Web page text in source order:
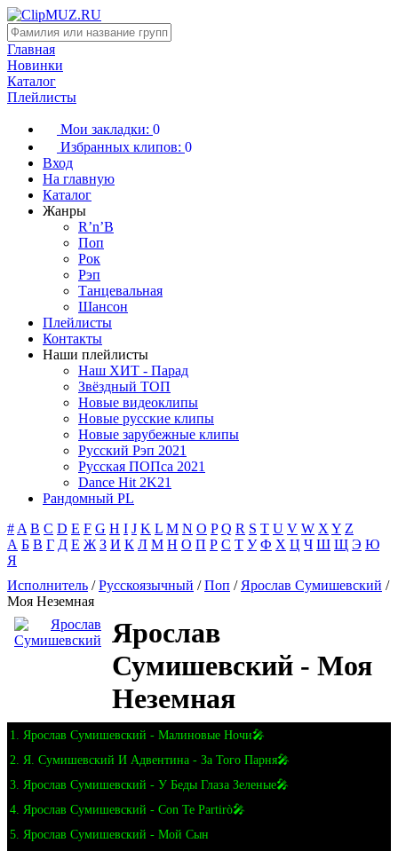
Главная
Новинки
Каталог
Плейлисты
Мои закладки: 0
Избранных клипов: 0
Вход
На главную
Каталог
Жанры
R’n’B
Поп
Рок
Рэп
Танцевальная
Шансон
Плейлисты
Контакты
Наши плейлисты
Наш ХИТ - Парад
Звёздный ТОП
Новые видеоклипы
Новые русские клипы
Новые зарубежные клипы
Русский Рэп 2021
Русская ПОПса 2021
Dance Hit 2K21
Рандомный PL
# A B C D E F G H I J K L M N O P Q R S T U V W X Y Z
А Б В Г Д Е Ж З И К Л М Н О П Р С Т У Ф Х Ц Ч Ш Щ Э Ю
Я
Исполнитель /Русскоязычный /Поп / Ярослав Сумишевский /
Моя Неземная
Ярослав
Сумишевский - Моя
Неземная
1. Ярослав Сумишевский - Малиновые Ночи🎤
2. Я. Сумишевский И Адвентина - За Того Парня🎤
3. Ярослав Сумишевский - У Беды Глаза Зеленые🎤
4. Ярослав Сумишевский - Con Te Partirò🎤
5. Ярослав Сумишевский - Мой Сын